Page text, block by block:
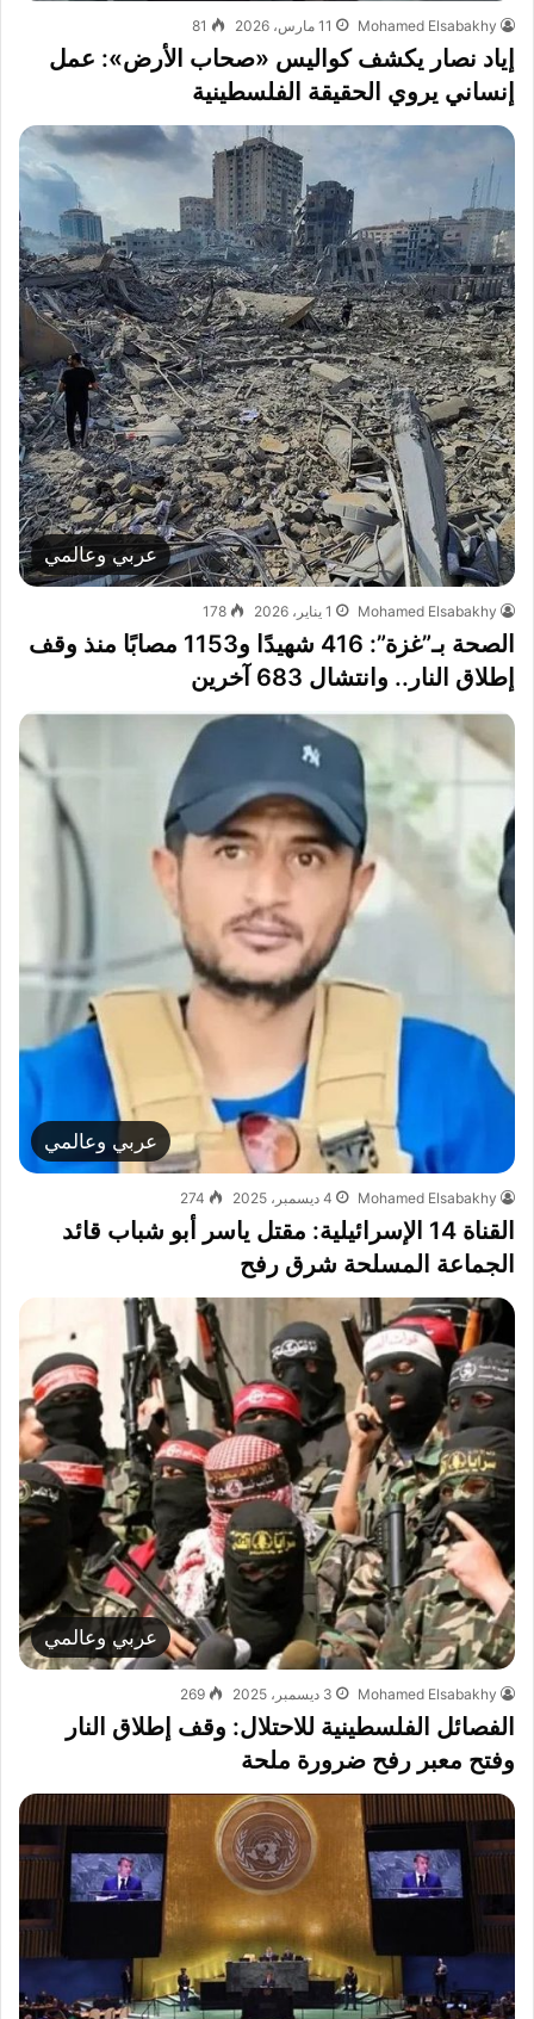
Mohamed Elsabakhy 11 مارس، 2026 81
إياد نصار يكشف كواليس «صحاب الأرض»: عمل
إنساني يروي الحقيقة الفلسطينية
عربي وعالمي
Mohamed Elsabakhy 1 يناير، 2026 178
الصحة بـ”غزة”: 416 شهيدًا و1153 مصابًا منذ وقف
إطلاق النار.. وانتشال 683 آخرين
عربي وعالمي
Mohamed Elsabakhy 4 ديسمبر، 2025 274
القناة 14 الإسرائيلية: مقتل ياسر أبو شباب قائد
الجماعة المسلحة شرق رفح
عربي وعالمي
Mohamed Elsabakhy 3 ديسمبر، 2025 269
الفصائل الفلسطينية للاحتلال: وقف إطلاق النار
وفتح معبر رفح ضرورة ملحة